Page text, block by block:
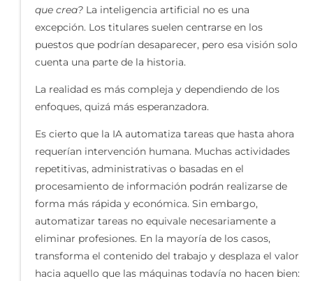
que crea? La inteligencia artificial no es una
excepción. Los titulares suelen centrarse en los
puestos que podrían desaparecer, pero esa visión solo
cuenta una parte de la historia.
La realidad es más compleja y dependiendo de los
enfoques, quizá más esperanzadora.
Es cierto que la IA automatiza tareas que hasta ahora
requerían intervención humana. Muchas actividades
repetitivas, administrativas o basadas en el
procesamiento de información podrán realizarse de
forma más rápida y económica. Sin embargo,
automatizar tareas no equivale necesariamente a
eliminar profesiones. En la mayoría de los casos,
transforma el contenido del trabajo y desplaza el valor
hacia aquello que las máquinas todavía no hacen bien: